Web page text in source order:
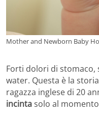
Mother and Newborn Baby
Forti dolori di stomaco,
water. Questa è la
ragazza inglese di 20
incintasolo al